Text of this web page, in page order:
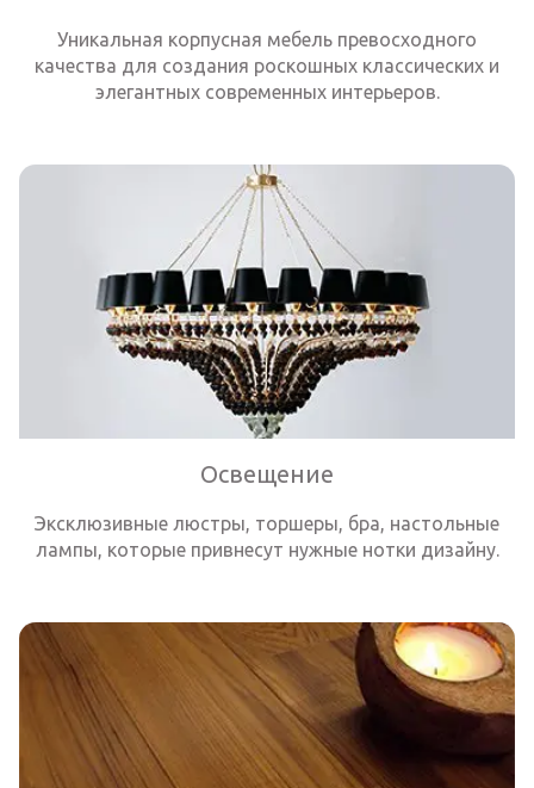
Уникальная корпусная мебель превосходного
качества для создания роскошных классических и
элегантных современных интерьеров.
Освещение
Эксклюзивные люстры, торшеры, бра, настольные
лампы, которые привнесут нужные нотки дизайну.